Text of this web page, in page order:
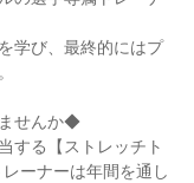
学び、最終的にはプ
せんか◆
する【ストレッチト
ーナーは年間を通し